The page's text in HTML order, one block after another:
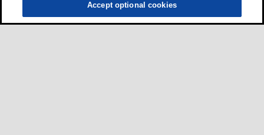
Accept optional cookies